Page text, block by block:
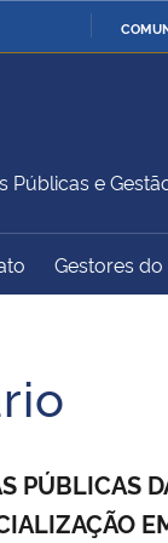
da Defesa
do
Regional
Geral da União
Públicas e
Gestores do